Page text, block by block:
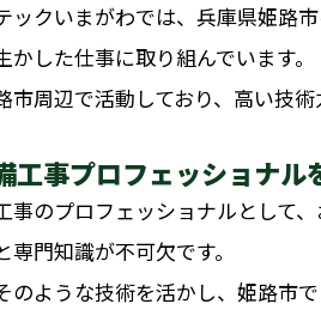
ックいまがわでは、兵庫県姫路
かした仕事に取り組んでいます。
市周辺で活動しており、高い技
工事プロフェッショナル
事のプロフェッショナルとして
専門知識が不可欠です。
のような技術を活かし、姫路市